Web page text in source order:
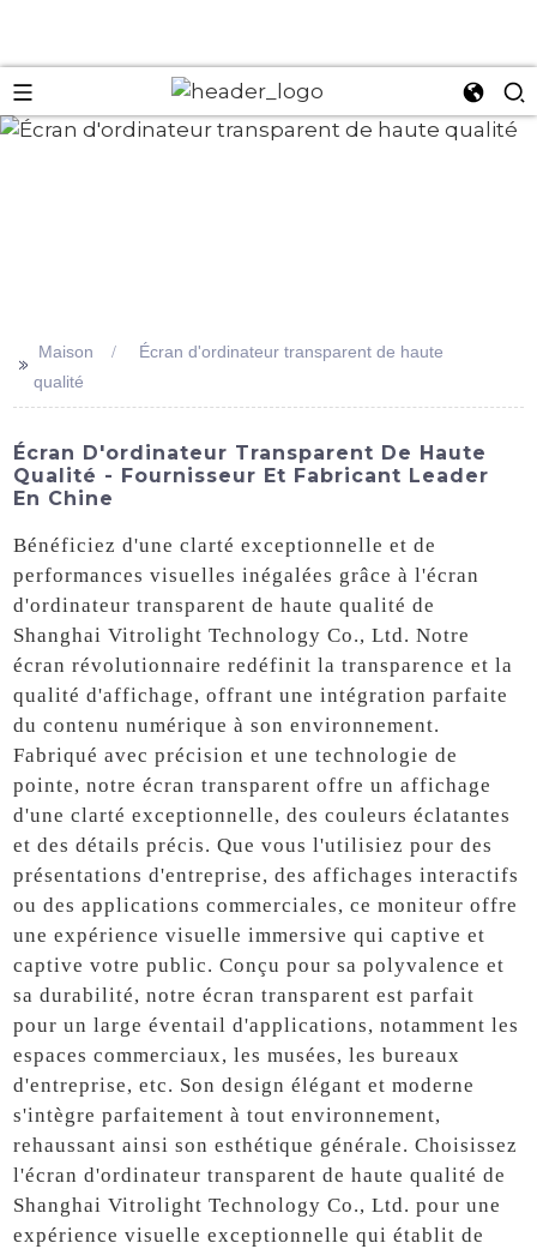
>>
Maison
Écran d'ordinateur transparent de haute
qualité
Écran D'ordinateur Transparent De Haute
Qualité - Fournisseur Et Fabricant Leader
En Chine
Bénéficiez d'une clarté exceptionnelle et de
performances visuelles inégalées grâce à l'écran
d'ordinateur transparent de haute qualité de
Shanghai Vitrolight Technology Co., Ltd. Notre
écran révolutionnaire redéfinit la transparence et la
qualité d'affichage, offrant une intégration parfaite
du contenu numérique à son environnement.
Fabriqué avec précision et une technologie de
pointe, notre écran transparent offre un affichage
d'une clarté exceptionnelle, des couleurs éclatantes
et des détails précis. Que vous l'utilisiez pour des
présentations d'entreprise, des affichages interactifs
ou des applications commerciales, ce moniteur offre
une expérience visuelle immersive qui captive et
captive votre public. Conçu pour sa polyvalence et
sa durabilité, notre écran transparent est parfait
pour un large éventail d'applications, notamment les
espaces commerciaux, les musées, les bureaux
d'entreprise, etc. Son design élégant et moderne
s'intègre parfaitement à tout environnement,
rehaussant ainsi son esthétique générale. Choisissez
l'écran d'ordinateur transparent de haute qualité de
Shanghai Vitrolight Technology Co., Ltd. pour une
expérience visuelle exceptionnelle qui établit de